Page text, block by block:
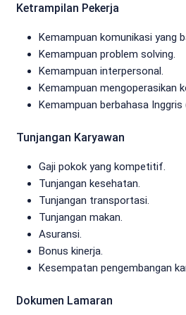
Ketrampilan Pekerja
Kemampuan komunikasi yang
Kemampuan problem solving.
Kemampuan interpersonal.
Kemampuan mengoperasikan
Kemampuan berbahasa Inggris
Tunjangan Karyawan
Gaji pokok yang kompetitif.
Tunjangan kesehatan.
Tunjangan transportasi.
Tunjangan makan.
Asuransi.
Bonus kinerja.
Kesempatan pengembangan
Dokumen Lamaran